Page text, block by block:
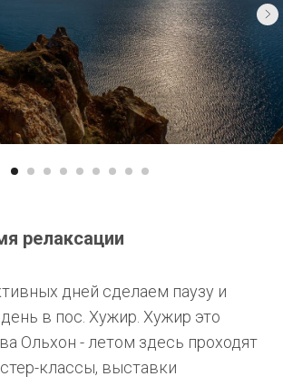
релаксации
дней сделаем паузу и
в пос. Хужир. Хужир это
Ольхон - летом здесь проходят
классы, выставки